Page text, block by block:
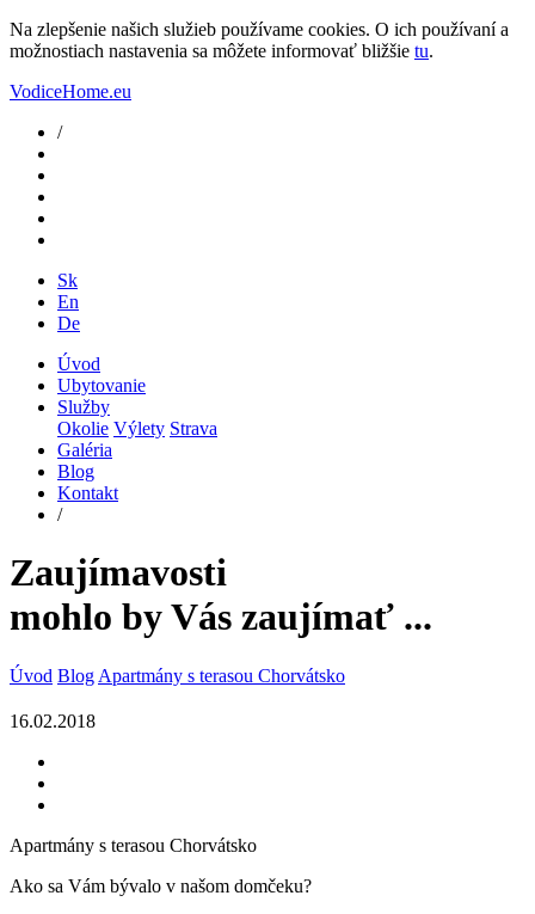
Na zlepšenie našich služieb používame cookies. O ich používaní a
možnostiach nastavenia sa môžete informovať bližšie tu.
VodiceHome.eu
/
Sk
En
De
Úvod
Ubytovanie
Služby
Okolie Výlety Strava
Galéria
Blog
Kontakt
/
Zaujímavosti
mohlo by Vás zaujímať ...
Úvod Blog Apartmány s terasou Chorvátsko
16.02.2018
Apartmány s terasou Chorvátsko
Ako sa Vám bývalo v našom domčeku?